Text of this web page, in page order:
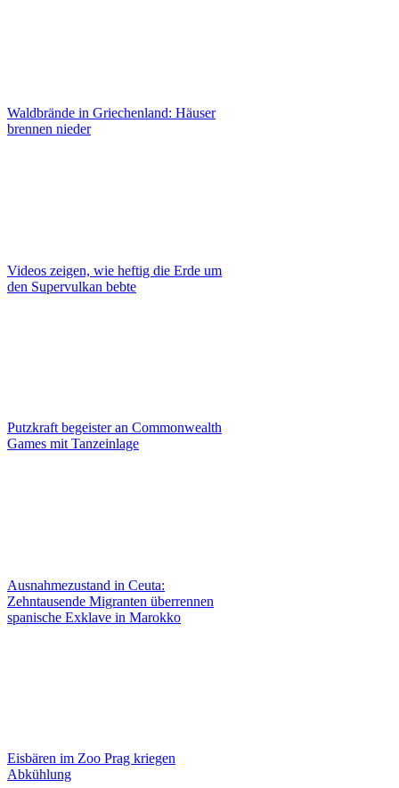
Waldbrände in Griechenland: Häuser
brennen nieder
Videos zeigen, wie heftig die Erde um
den Supervulkan bebte
Putzkraft begeister an Commonwealth
Games mit Tanzeinlage
Ausnahmezustand in Ceuta:
Zehntausende Migranten überrennen
spanische Exklave in Marokko
Eisbären im Zoo Prag kriegen
Abkühlung